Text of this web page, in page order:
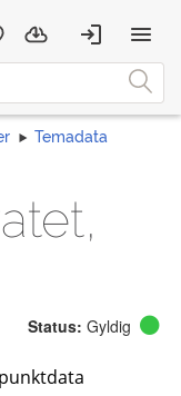
Temadata
Status: Gyldig